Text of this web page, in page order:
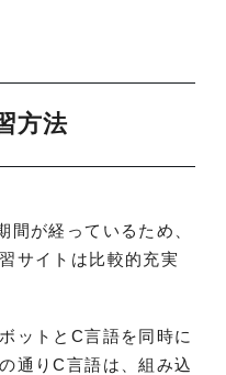
方法
間が経っているため、
サイトは比較的充実
ットとC言語を同時に
通りC言語は、組み込